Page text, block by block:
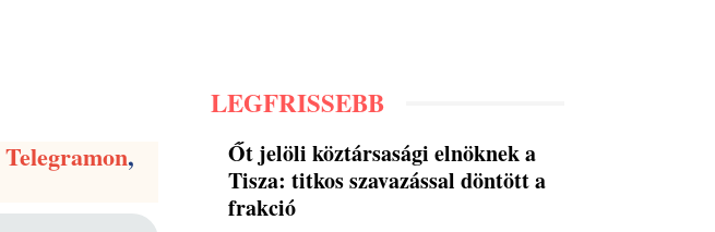
Telegramon,
LEGFRISSEBB
Őt jelöli köztársasági elnöknek a
Tisza: titkos szavazással döntött a
frakció